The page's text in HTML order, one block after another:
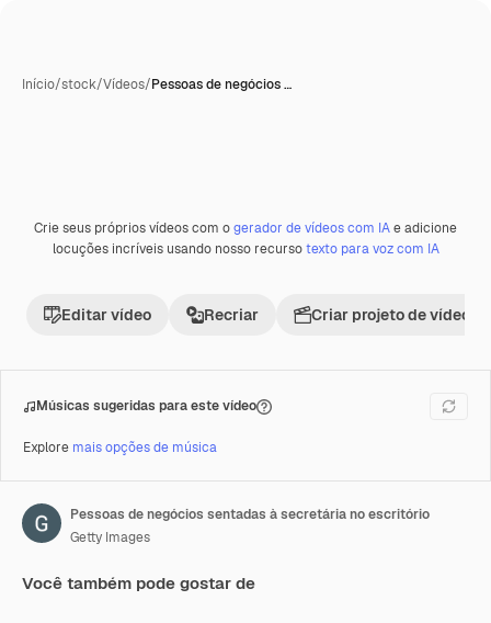
Início/stock/Vídeos/Pessoas de negócios …
Premium
Crie seus próprios vídeos com ogerador de vídeos com IAe adicione
locuções incríveis usando nosso recursotexto para voz com IA
Editar vídeo Recriar Criar projeto de vídeo
Músicas sugeridas para este vídeo
Explore mais opções de música
Pessoas de negócios sentadas à secretária no escritório
Getty Images
Você também pode gostar de